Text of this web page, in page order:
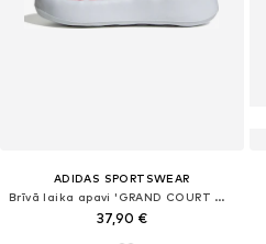
ADIDAS SPORTSWEAR
Brīvā laika apavi 'GRAND COURT MINNIE CF I'
37,90 €